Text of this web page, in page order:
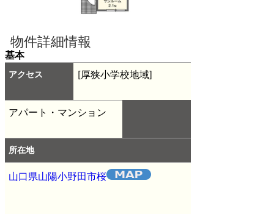
物件詳細情報
基本
アクセス [厚狭小学校地域]
アパート・マンション
所在地
山口県山陽小野田市桜